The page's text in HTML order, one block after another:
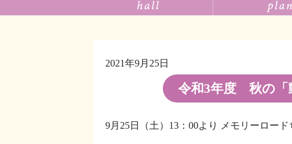
2021年9月25日
令和3年度 秋の「
9月25日（土）13：00より メモリーロー